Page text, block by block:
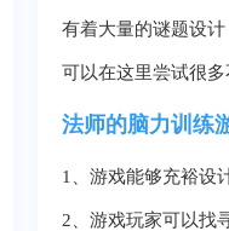
有着大量的谜题设
可以在这里尝试很
法师的脑力训练
1、游戏能够充裕设
2、游戏玩家可以找